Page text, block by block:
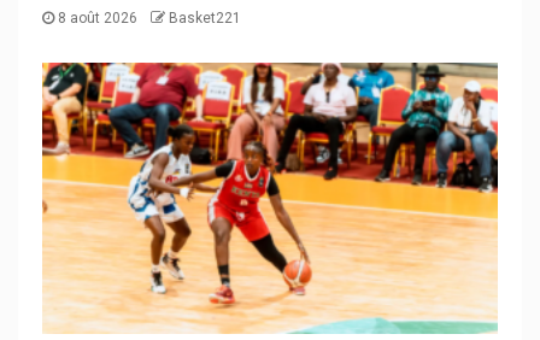
8 août 2026 Basket221